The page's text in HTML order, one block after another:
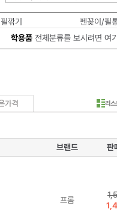
깎기 펜꽂이/필
학용품전체분류를 보시려면 여
리스
브랜드 판
프롬